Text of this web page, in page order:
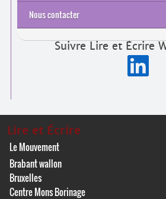
Recherches et études
Rapports d’activité
Nous contacter
Suivre Lire et Écrire
Lire et Écrire
Le Mouvement
Brabant wallon
Bruxelles
Centre Mons Borinage